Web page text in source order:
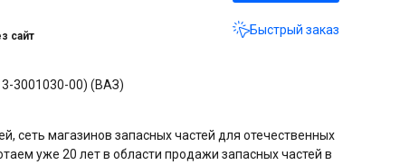
сайт Быстрый заказ
3001030-00) (ВАЗ)
сеть магазинов запасных частей для отечественных
уже 20 лет в области продажи запасных частей в